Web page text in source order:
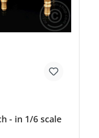
- in 1/6 scale